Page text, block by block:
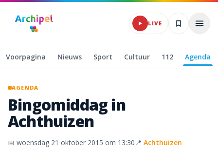
Naar hoofdinhoud
LIVE
Voorpagina Nieuws Sport Cultuur 112 Agenda
AGENDA
Bingomiddag in
Achthuizen
📅 woensdag 21 oktober 2015 om 13:30📍 Achthuizen